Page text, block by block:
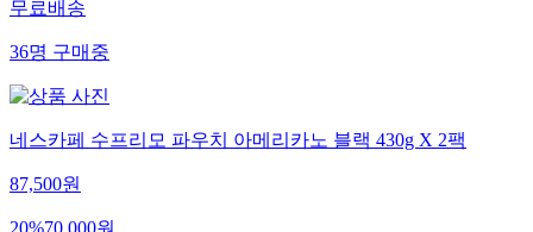
무료배송
36명구매중
네스카페 수프리모 파우치 아메리카노 블랙 430g X 2팩
87,500원